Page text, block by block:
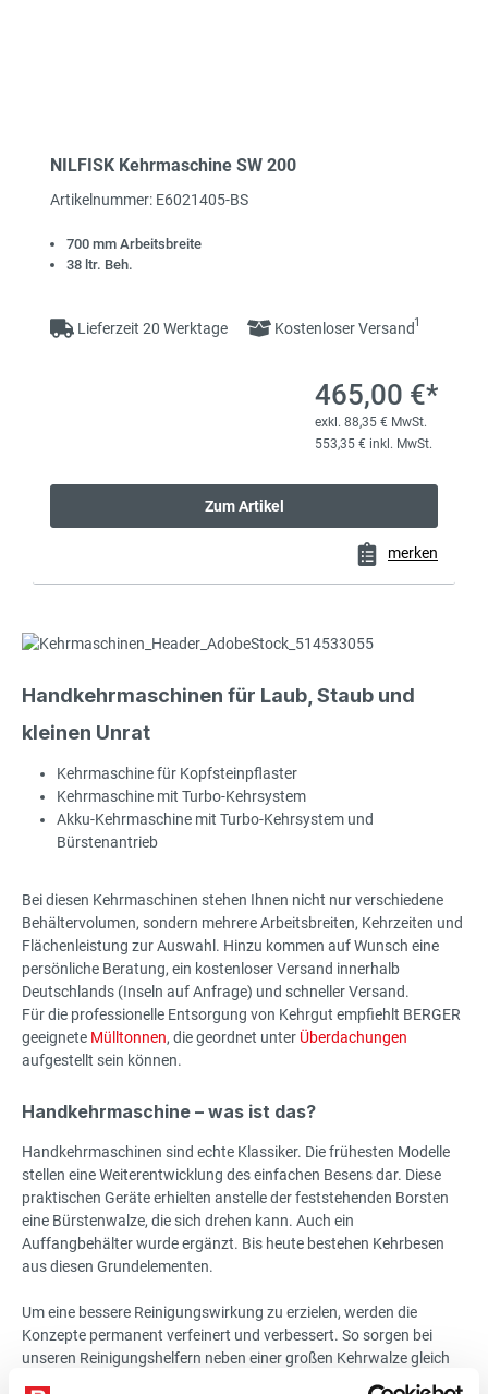
NILFISK Kehrmaschine SW 200
Artikelnummer: E6021405-BS
700 mm Arbeitsbreite
38 ltr. Beh.
Lieferzeit 20 Werktage Kostenloser Versand1
465,00 €*
exkl. 88,35 € MwSt.
553,35 € inkl. MwSt.
Zum Artikel
merken
Handkehrmaschinen für Laub, Staub und
kleinen Unrat
Kehrmaschine für Kopfsteinpflaster
Kehrmaschine mit Turbo-Kehrsystem
Akku-Kehrmaschine mit Turbo-Kehrsystem und
Bürstenantrieb
Bei diesen Kehrmaschinen stehen Ihnen nicht nur verschiedene
Behältervolumen, sondern mehrere Arbeitsbreiten, Kehrzeiten und
Flächenleistung zur Auswahl. Hinzu kommen auf Wunsch eine
persönliche Beratung, ein kostenloser Versand innerhalb
Deutschlands (Inseln auf Anfrage) und schneller Versand.
Für die professionelle Entsorgung von Kehrgut empfiehlt BERGER
geeignete Mülltonnen, die geordnet unter Überdachungen
aufgestellt sein können.
Handkehrmaschine – was ist das?
Handkehrmaschinen sind echte Klassiker. Die frühesten Modelle
stellen eine Weiterentwicklung des einfachen Besens dar. Diese
praktischen Geräte erhielten anstelle der feststehenden Borsten
eine Bürstenwalze, die sich drehen kann. Auch ein
Auffangbehälter wurde ergänzt. Bis heute bestehen Kehrbesen
aus diesen Grundelementen.
Um eine bessere Reinigungswirkung zu erzielen, werden die
Konzepte permanent verfeinert und verbessert. So sorgen bei
unseren Reinigungshelfern neben einer großen Kehrwalze gleich
zwei gegenläufige Tellerbesen für optimale Sauberkeit. Besonders